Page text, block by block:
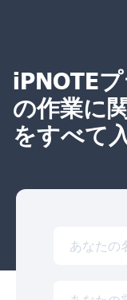
iPNOTE
の作業に
をすべて
あなたの